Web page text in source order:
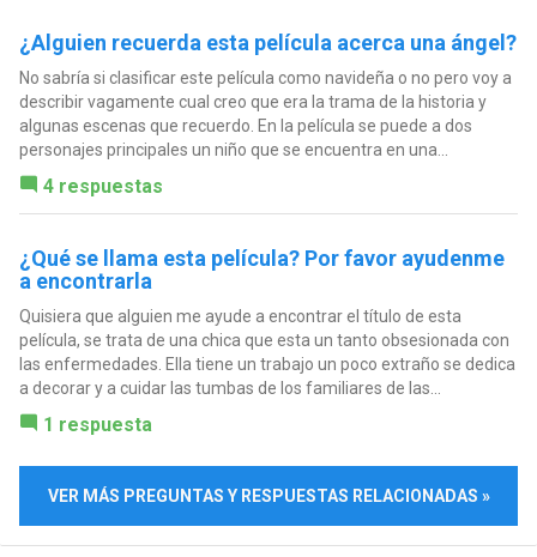
¿Alguien recuerda esta película acerca una ángel?
No sabría si clasificar este película como navideña o no pero voy a
describir vagamente cual creo que era la trama de la historia y
algunas escenas que recuerdo. En la película se puede a dos
personajes principales un niño que se encuentra en una...
4 respuestas
¿Qué se llama esta película? Por favor ayudenme
a encontrarla
Quisiera que alguien me ayude a encontrar el título de esta
película, se trata de una chica que esta un tanto obsesionada con
las enfermedades. Ella tiene un trabajo un poco extraño se dedica
a decorar y a cuidar las tumbas de los familiares de las...
1 respuesta
VER MÁS PREGUNTAS Y RESPUESTAS RELACIONADAS »